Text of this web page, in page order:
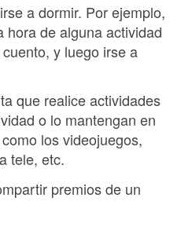
a dormir. Por ejemplo,
hora de alguna actividad
y luego irse a
que realice actividades
o lo mantengan en
los videojuegos,
tele, etc.
premios de un